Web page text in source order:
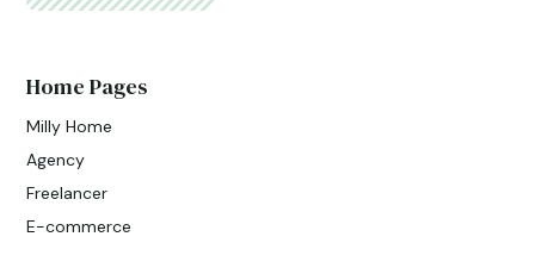
Home Pages
Milly Home
Agency
Freelancer
E-commerce